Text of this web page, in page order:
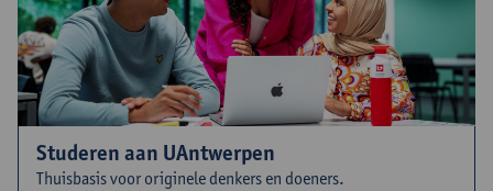
Studeren aan UAntwerpen
Thuisbasis voor originele denkers en doeners.